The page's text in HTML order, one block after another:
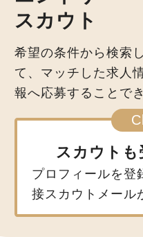
スカウト
希望の条件から検索し
て、マッチした求人
報へ応募することで
スカウトも
プロフィールを登
接スカウトメール